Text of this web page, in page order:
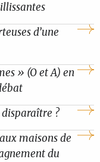
d’une
» (O et A) en
?
maisons de
du